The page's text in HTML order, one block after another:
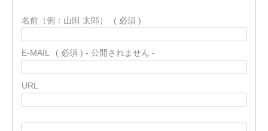
名前（例：山田 太郎） ( 必須 )
E-MAIL ( 必須 ) - 公開されません -
URL